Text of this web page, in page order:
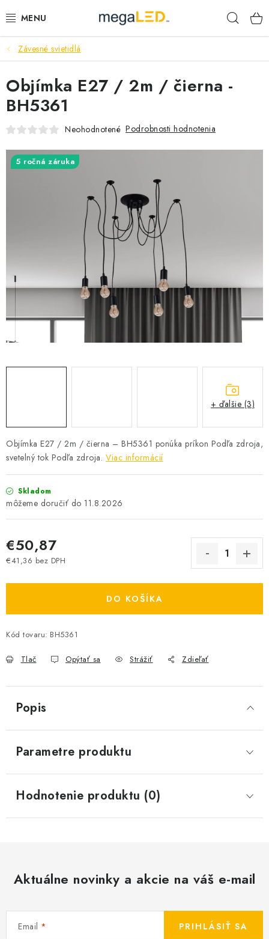
na
PRIEMYSEL
SVIETIDLÁ
ŽIAROVKY A TRUBICE
SAMSUNG SVIETIDLÁ
SOLÁRNE SYSTÉMY
SEZÓNNE VÝPREDAJE POĽNOPOTREBY
OBCHODNÉ PODMIENKY
O NÁS - MEGALED & JANTON ZÁKAMENNÉ
Reklamácie a formulár na odstúpenie od zmluvy
O nás - MEGALED & JANTON Zákamenné
Zľavy pre profíkov
Hodnotenie obchodu Moja objednávka
Závesné svietidlá
Objímka E27 / 2m / čierna – BH5361 ponúka príkon Podľa zdroja,
svetelný tok Podľa zdroja. Viac informácií
Skladom
11.8.2026
€50,87
€41,36 bez DPH
DO KOŠÍKA
Kód tovaru: BH5361
Tlač Opýtať sa Strážiť Zdieľať
Objímka E27 / 2m / čierna -
BH5361
Neohodnotené Podrobnosti hodnotenia
5 ročná záruka
+ ďalšie (3)
Popis
Parametre produktu
Hodnotenie produktu (0)
Aktuálne novinky a akcie na váš e-mail
Email PRIHLÁSIŤ SA